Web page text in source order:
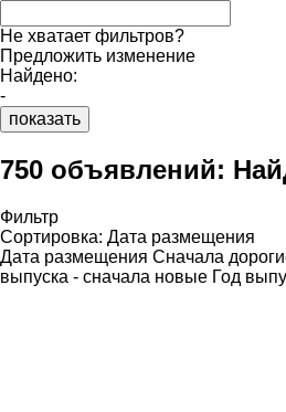
Не хватает фильтров?
Предложить изменение
Найдено:
-
показать
750 объявлений:
Фильтр
Сортировка: Дата размещения
Дата размещения Сначала
выпуска - сначала новые Год